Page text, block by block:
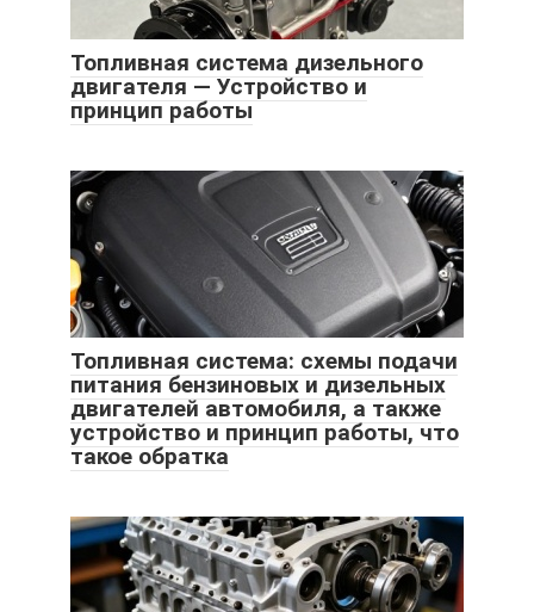
Топливная система дизельного
двигателя — Устройство и
принцип работы
Топливная система: схемы подачи
питания бензиновых и дизельных
двигателей автомобиля, а также
устройство и принцип работы, что
такое обратка